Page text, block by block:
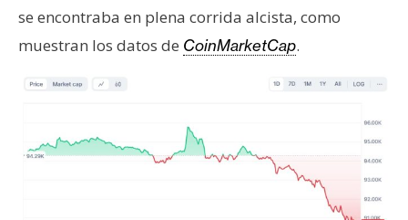
a
T
m
a
se encontraba en plena corrida alcista, como
muestran los datos de CoinMarketCap.